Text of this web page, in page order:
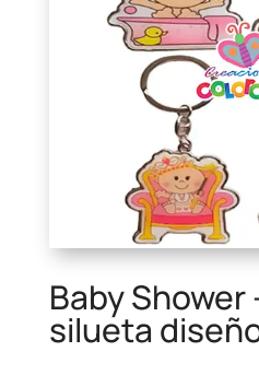
Baby Shower
silueta